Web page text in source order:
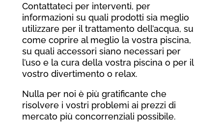
Contattateci per interventi, per
informazioni su quali prodotti sia meglio
utilizzare per il trattamento dell’acqua, su
come coprire al meglio la vostra piscina,
su quali accessori siano necessari per
l’uso e la cura della vostra piscina o per il
vostro divertimento o relax.
Nulla per noi è più gratificante che
risolvere i vostri problemi ai prezzi di
mercato più concorrenziali possibile.